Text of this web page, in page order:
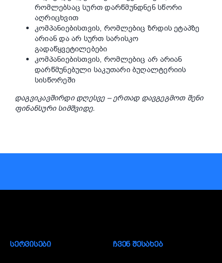
რომლებსაც სურთ დარწმუნდნენ სწორი
აღრიცხვით
კომპანიებისთვის, რომლებიც ზრდის ეტაპზე
არიან და არ სურთ სარისკო
გადაწყვეტილებები
კომპანიებისთვის, რომლებიც არ არიან
დარწმუნებული საკუთარი ბუღალტერიის
სისწორეში
დაგვიკავშირდი დღესვე – ერთად დავგეგმოთ შენი
ფინანსური სიმშვიდე.
ᲡᲔᲠᲕᲘᲡᲔᲑᲘ ᲩᲕᲔᲜ ᲨᲔᲡᲐᲮᲔᲑ